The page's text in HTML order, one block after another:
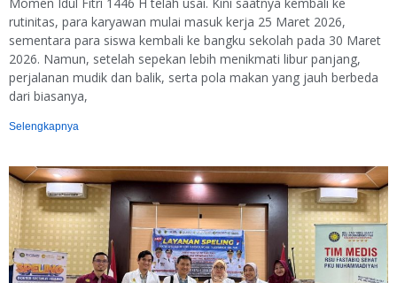
rutinitas, para karyawan mulai masuk kerja 25 Maret 2026,
sementara para siswa kembali ke bangku sekolah pada 30 Maret
2026. Namun, setelah sepekan lebih menikmati libur panjang,
perjalanan mudik dan balik, serta pola makan yang jauh berbeda
dari biasanya,
Selengkapnya